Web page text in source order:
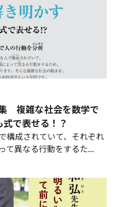
複雑な社会を数学で
で表せる！？
構成されていて、それぞれ
て異なる行動をするた...